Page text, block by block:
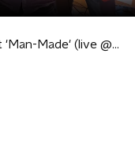
Mountaineer speelt 'Man-Made' (live @ Blokhuis)